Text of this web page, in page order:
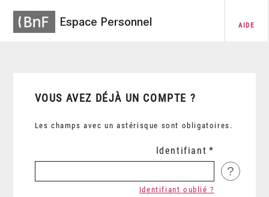
Espace Personnel AIDE
VOUS AVEZ DÉJÀ UN COMPTE ?
Les champs avec un astérisque sont obligatoires.
Identifiant
?
Identifiant oublié ?